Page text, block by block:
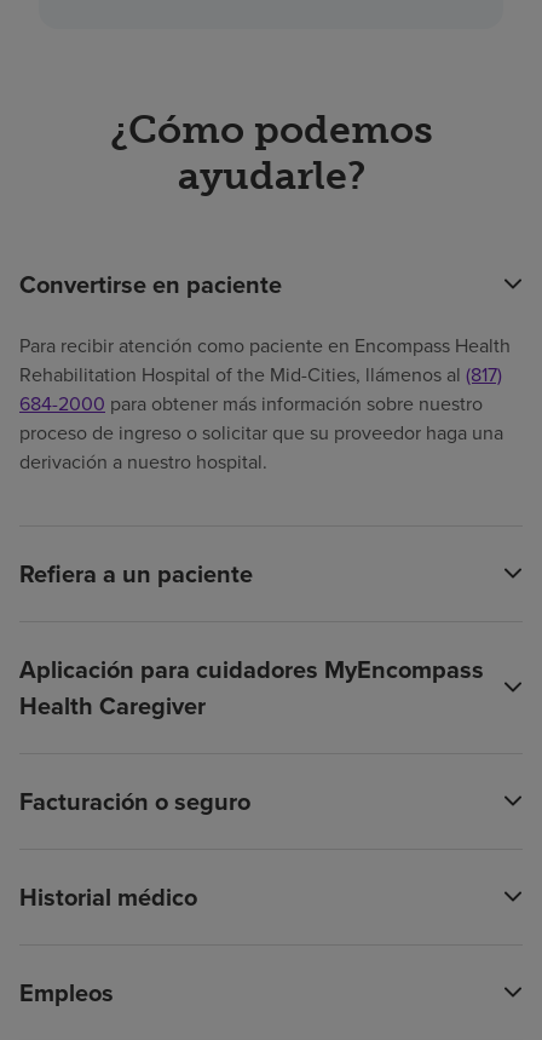
¿Cómo podemos
ayudarle?
Convertirse en paciente
Para recibir atención como paciente en Encompass Health
Rehabilitation Hospital of the Mid-Cities, llámenos al (817)
684-2000 para obtener más información sobre nuestro
proceso de ingreso o solicitar que su proveedor haga una
derivación a nuestro hospital.
Refiera a un paciente
Aplicación para cuidadores MyEncompass
Health Caregiver
Facturación o seguro
Historial médico
Empleos